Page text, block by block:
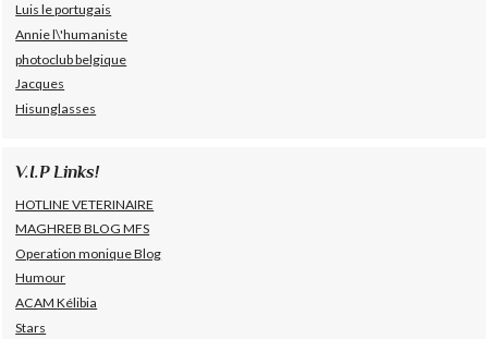
Luis le portugais
Annie l\'humaniste
photoclub belgique
Jacques
Hisunglasses
V.I.P Links!
HOTLINE VETERINAIRE
MAGHREB BLOG MFS
Operation monique Blog
Humour
ACAM Kélibia
Stars